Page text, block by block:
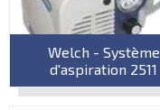
Welch - Système
d'aspiration 2511